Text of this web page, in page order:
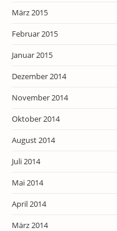
März 2015
Februar 2015
Januar 2015
Dezember 2014
November 2014
Oktober 2014
August 2014
Juli 2014
Mai 2014
April 2014
März 2014